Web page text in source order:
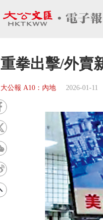
重拳出擊/外賣
大公報 A10：內地 2026-01-11